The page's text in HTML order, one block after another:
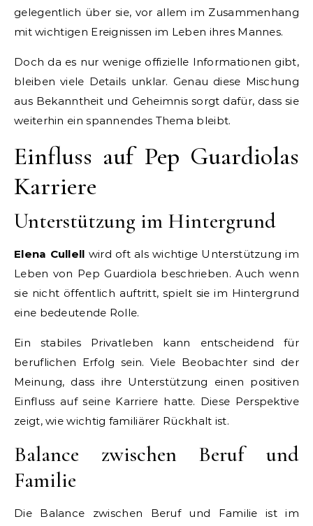
gelegentlich über sie, vor allem im Zusammenhang
mit wichtigen Ereignissen im Leben ihres Mannes.
Doch da es nur wenige offizielle Informationen gibt,
bleiben viele Details unklar. Genau diese Mischung
aus Bekanntheit und Geheimnis sorgt dafür, dass sie
weiterhin ein spannendes Thema bleibt.
Einfluss auf Pep Guardiolas
Karriere
Unterstützung im Hintergrund
Elena Cullell wird oft als wichtige Unterstützung im
Leben von Pep Guardiola beschrieben. Auch wenn
sie nicht öffentlich auftritt, spielt sie im Hintergrund
eine bedeutende Rolle.
Ein stabiles Privatleben kann entscheidend für
beruflichen Erfolg sein. Viele Beobachter sind der
Meinung, dass ihre Unterstützung einen positiven
Einfluss auf seine Karriere hatte. Diese Perspektive
zeigt, wie wichtig familiärer Rückhalt ist.
Balance zwischen Beruf und
Familie
Die Balance zwischen Beruf und Familie ist im